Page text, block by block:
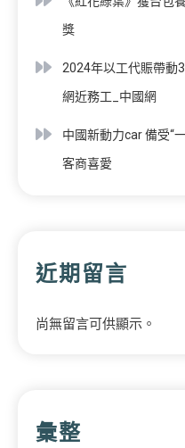
獎
2024年以工代賑帶動
網近務工_中國網
中國新動力car 備受“
客商喜愛
近期留言
尚無留言可供顯示。
彙整